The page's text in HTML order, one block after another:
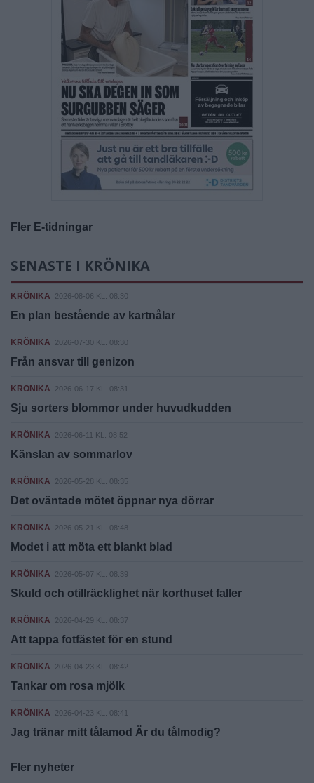
Fler E-tidningar
SENASTE I KRÖNIKA
KRÖNIKA 2026-08-06 KL. 08:30
En plan bestående av kartnålar
KRÖNIKA 2026-07-30 KL. 08:30
Från ansvar till genizon
KRÖNIKA 2026-06-17 KL. 08:31
Sju sorters blommor under huvudkudden
KRÖNIKA 2026-06-11 KL. 08:52
Känslan av sommarlov
KRÖNIKA 2026-05-28 KL. 08:35
Det oväntade mötet öppnar nya dörrar
KRÖNIKA 2026-05-21 KL. 08:48
Modet i att möta ett blankt blad
KRÖNIKA 2026-05-07 KL. 08:39
Skuld och otillräcklighet när korthuset faller
KRÖNIKA 2026-04-29 KL. 08:37
Att tappa fotfästet för en stund
KRÖNIKA 2026-04-23 KL. 08:42
Tankar om rosa mjölk
KRÖNIKA 2026-04-23 KL. 08:41
Jag tränar mitt tålamod Är du tålmodig?
Fler nyheter